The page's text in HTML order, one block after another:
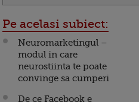
Pe acelasi subiect:
Neuromarketingul –
modul in care
neurostiinta te poate
convinge sa cumperi
De ce Facebook e